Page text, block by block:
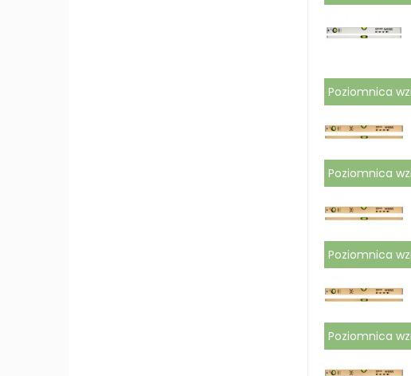
Poziomnica
Poziomnica
Poziomnica
Poziomnica